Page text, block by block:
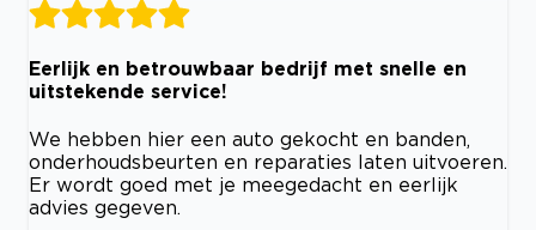
Eerlijk en betrouwbaar bedrijf met snelle en
uitstekende service!
We hebben hier een auto gekocht en banden,
onderhoudsbeurten en reparaties laten uitvoeren.
Er wordt goed met je meegedacht en eerlijk
advies gegeven.